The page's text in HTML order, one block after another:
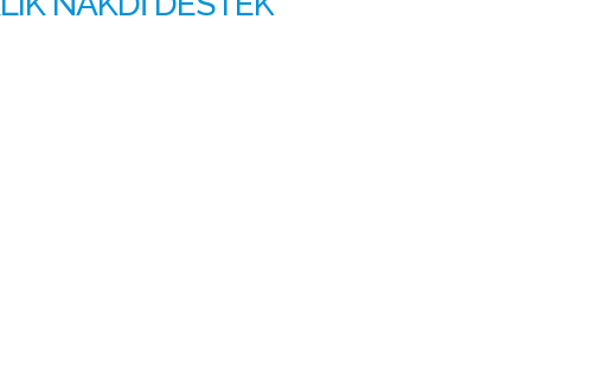
Fotoğraf GalerisiGıda Güvenliği